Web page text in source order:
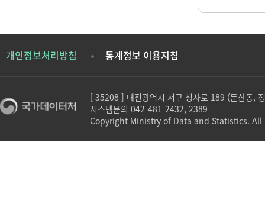
개인정보처리방침 통계정보 이용지침
[ 35208 ] 대전광역시 서구 청사로 189 (둔산동,
시스템문의 042-481-2432, 2389
Copyright Ministry of Data and Statistics.